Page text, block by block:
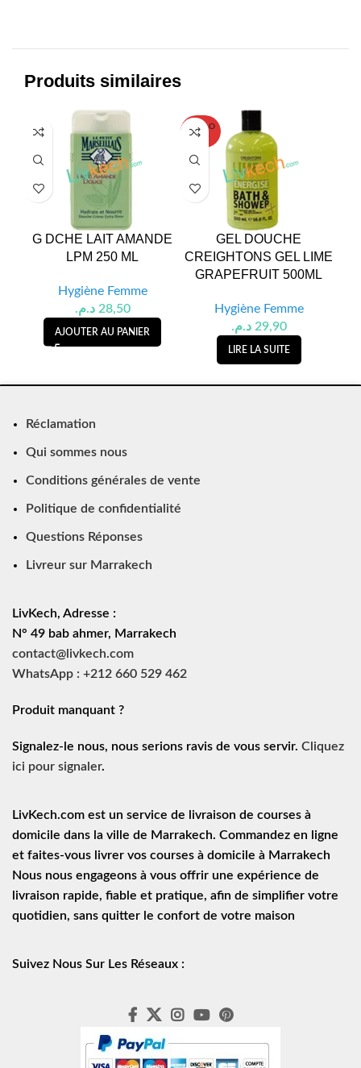
Produits similaires
G DCHE LAIT AMANDE
LPM 250 ML
Hygiène Femme
28,50 د.م.
AJOUTER AU PANIER
SOLD O
UT
GEL DOUCHE
CREIGHTONS GEL LIME
GRAPEFRUIT 500ML
Hygiène Femme
29,90 د.م.
LIRE LA SUITE
Réclamation
Qui sommes nous
Conditions générales de vente
Politique de confidentialité
Questions Réponses
Livreur sur Marrakech
LivKech, Adresse :
N° 49 bab ahmer, Marrakech
contact@livkech.com
WhatsApp : +212 660 529 462
Produit manquant ?
Signalez-le nous, nous serions ravis de vous servir. Cliquez
ici pour signaler.
LivKech.com est un service de
livraison de courses à
domicile dans la ville de Marrakech. Commandez en ligne
et faites-vous livrer vos courses à domicile à Marrakech
Nous nous engageons à vous offrir une expérience de
livraison rapide, fiable et pratique, afin de simplifier votre
quotidien, sans quitter le confort de votre maison
Suivez Nous Sur Les Réseaux :